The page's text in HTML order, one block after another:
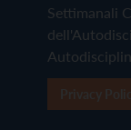
Settimanali